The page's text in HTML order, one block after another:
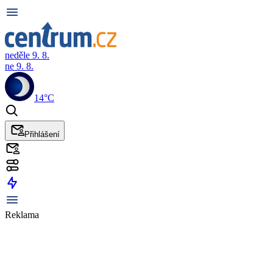
neděle 9. 8.
ne 9. 8.
14°C
Přihlášení
Reklama